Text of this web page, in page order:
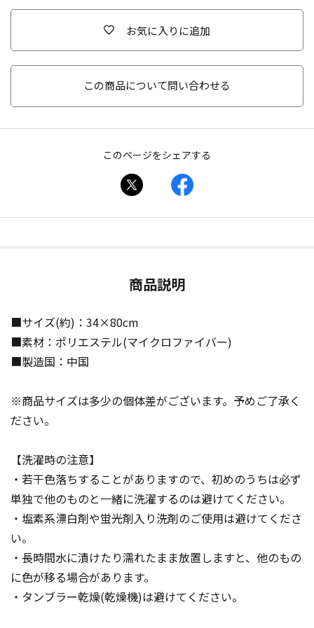
お気に入りに追加
この商品について問い合わせる
このページをシェアする
商品説明
■サイズ(約)：34×80cm
■素材：ポリエステル(マイクロファイバー)
■製造国：中国
※商品サイズは多少の個体差がございます。予めご了承く
ださい。
【洗濯時の注意】
・若干色落ちすることがありますので、初めのうちは必ず
単独で他のものと一緒に洗濯するのは避けてください。
・塩素系漂白剤や蛍光剤入り洗剤のご使用は避けてくださ
い。
・長時間水に漬けたり濡れたまま放置しますと、他のもの
に色が移る場合があります。
・タンブラー乾燥(乾燥機)は避けてください。